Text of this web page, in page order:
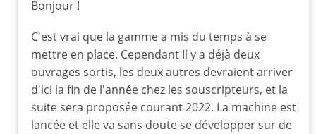
réponse
Une
bien
belle
collection...
qui
prendra
Bonjour !
C'est vrai que la gamme a mis du temps à se
mettre en place. Cependant Il y a déjà deux
ouvrages sortis, les deux autres devraient arriver
d'ici la fin de l'année chez les souscripteurs, et la
suite sera proposée courant 2022. La machine est
lancée et elle va sans doute se développer sur de